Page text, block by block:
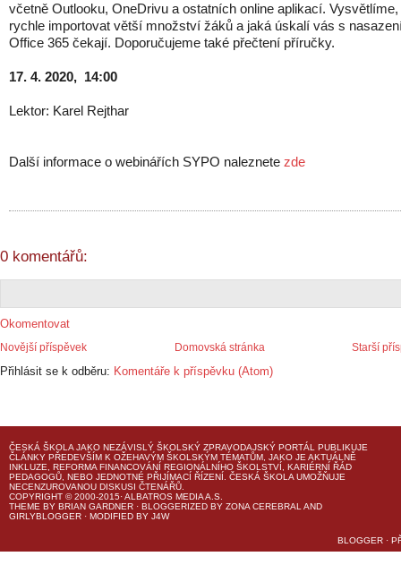
včetně Outlooku, OneDrivu a ostatních online aplikací. Vysvětlíme,
rychle importovat větší množství žáků a jaká úskalí vás s
Office 365 čekají. Doporučujeme také přečtení příručky.
17. 4. 2020, 14:00
Lektor: Karel Rejthar
Další informace o webinářích SYPO naleznete zde
0 komentářů:
Okomentovat
Novější příspěvek Starší
Domovská stránka
Přihlásit se k odběru: Komentáře k příspěvku (Atom)
ČESKÁ ŠKOLA JAKO NEZÁVISLÝ ŠKOLSKÝ ZPRAVODAJSKÝ PORTÁL PUBLIKUJE
ČLÁNKY PŘEDEVŠÍM K OŽEHAVÝM ŠKOLSKÝM TÉMATŮM, JAKO JE AKTUÁLNĚ
INKLUZE, REFORMA FINANCOVÁNÍ REGIONÁLNÍHO ŠKOLSTVÍ, KARIÉRNÍ ŘÁD
PEDAGOGŮ, NEBO JEDNOTNÉ PŘIJÍMACÍ ŘÍZENÍ. ČESKÁ ŠKOLA UMOŽŇUJE
NECENZUROVANOU DISKUSI ČTENÁŘŮ.
COPYRIGHT © 2000-2015· ALBATROS MEDIA A.S.
THEME BY BRIAN GARDNER · BLOGGERIZED BY ZONA CEREBRAL AND
GIRLYBLOGGER · MODIFIED BY J4W
BLOGGER ·